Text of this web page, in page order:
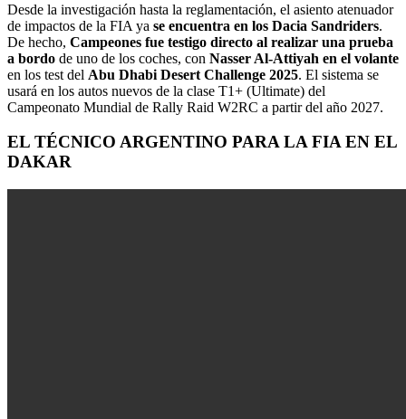
Desde la investigación hasta la reglamentación, el asiento atenuador
de impactos de la FIA ya se encuentra en los Dacia Sandriders.
De hecho, Campeones fue testigo directo al realizar una prueba
a bordo de uno de los coches, con Nasser Al-Attiyah en el volante
en los test del Abu Dhabi Desert Challenge 2025. El sistema se
usará en los autos nuevos de la clase T1+ (Ultimate) del
Campeonato Mundial de Rally Raid W2RC a partir del año 2027.
EL TÉCNICO ARGENTINO PARA LA FIA EN EL
DAKAR